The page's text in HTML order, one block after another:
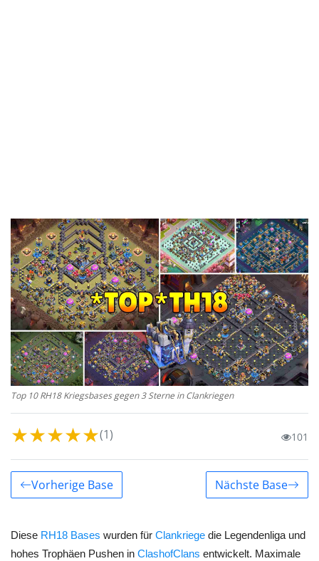
Top 10 RH18 Kriegsbases gegen 3 Sterne in Clankriegen
★★★★★(1) 101
Vorherige Base Nächste Base
Diese RH18 Bases wurden für Clankriege die Legendenliga und
hohes Trophäen Pushen in ClashofClans entwickelt. Maximale